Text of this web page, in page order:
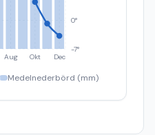
Aug Okt Dec
-7°
0°
Medelnederbörd (mm)